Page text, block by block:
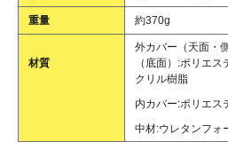
重量 約370g
材質
外カバー（天面・
（底面）:ポリエ
クリル樹脂
内カバー:ポリエス
中材:ウレタンフォ